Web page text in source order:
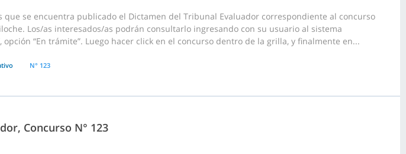
que se encuentra publicado el Dictamen del Tribunal Evaluador correspondiente al concurso
Los/as interesados/as podrán consultarlo ingresando con su usuario al sistema
opción “En trámite”. Luego hacer click en el concurso dentro de la grilla, y finalmente en...
N° 123
Concurso N° 123